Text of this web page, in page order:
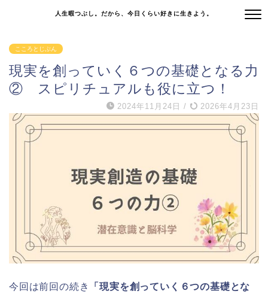
人生暇つぶし。だから、今日くらい好きに生きよう。
こころとじぶん
現実を創っていく６つの基礎となる力
② スピリチュアルも役に立つ！
2024年11月24日 / 2026年4月23日
今回は前回の続き
「現実を創っていく６つの基礎とな